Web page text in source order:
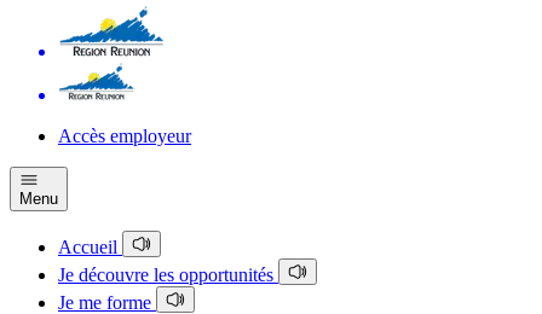
Accès employeur
Menu
Accueil
Je découvre les opportunités
Je me forme